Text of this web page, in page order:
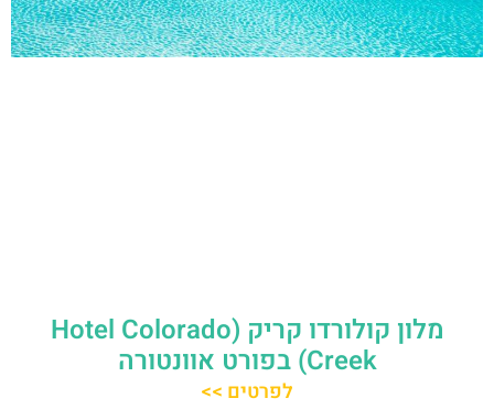
מלון קולורדו קריק (Hotel Colorado
Creek) בפורט אוונטורה
לפרטים >>